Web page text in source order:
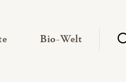
— Untermenü ausklappen
Bio-Welt —